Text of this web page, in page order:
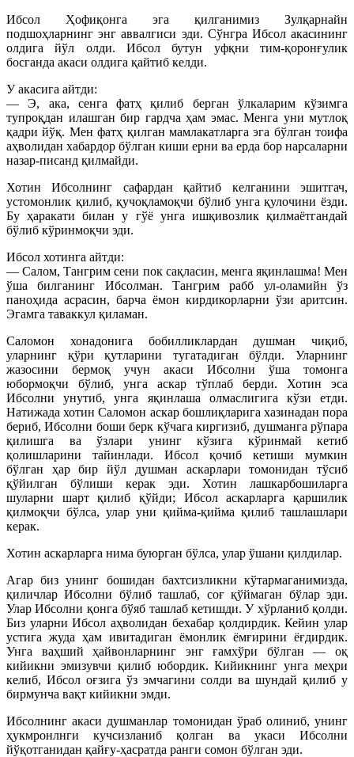
Ибсол Ҳофиқонга эга қилганимиз Зулқарнайн
подшоҳларнинг энг аввалгиси эди. Сўнгра Ибсол акасининг
олдига йўл олди. Ибсол бутун уфқни тим-қоронғулик
босганда акаси олдига қайтиб келди.
У акасига айтди:
— Э, ака, сенга фатҳ қилиб берган ўлкаларим кўзимга
тупроқдан илашган бир гардча ҳам эмас. Менга уни мутлоқ
қадри йўқ. Мен фатҳ қилган мамлакатларга эга бўлган тоифа
аҳволидан хабардор бўлган киши ерни ва ерда бор нарсаларни
назар-писанд қилмайди.
Хотин Ибсолнинг сафардан қайтиб келганини эшитгач,
устомонлик қилиб, қучоқламоқчи бўлиб унга қулочини ёзди.
Бу ҳаракати билан у гўё унга ишқивозлик қилмаётгандай
бўлиб кўринмоқчи эди.
Ибсол хотинга айтди:
— Салом, Тангрим сени пок сақласин, менга яқинлашма! Мен
ўша билганинг Ибсолман. Тангрим рабб ул-оламийн ўз
паноҳида асрасин, барча ёмон кирдикорларни ўзи аритсин.
Эгамга таваккул қиламан.
Саломон хонадонига бобилликлардан душман чиқиб,
уларнинг қўри қутларини тугатадиган бўлди. Уларнинг
жазосини бермоқ учун акаси Ибсолни ўша томонга
юбормоқчи бўлиб, унга аскар тўплаб берди. Хотин эса
Ибсолни унутиб, унга яқинлаша олмаслигига кўзи етди.
Натижада хотин Саломон аскар бошлиқларига хазинадан пора
бериб, Ибсолни боши берк кўчага киргизиб, душманга рўпара
қилишга ва ўзлари унинг кўзига кўринмай кетиб
қолишларини тайинлади. Ибсол қочиб кетиши мумкин
бўлган ҳар бир йўл душман аскарлари томонидан тўсиб
қўйилган бўлиши керак эди. Хотин лашкарбошиларга
шуларни шарт қилиб қўйди; Ибсол аскарларга қаршилик
қилмоқчи бўлса, улар уни қийма-қийма қилиб ташлашлари
керак.
Хотин аскарларга нима буюрган бўлса, улар ўшани қилдилар.
Агар биз унинг бошидан бахтсизликни кўтармаганимизда,
қиличлар Ибсолни бўлиб ташлаб, соғ қўймаган бўлар эди.
Улар Ибсолни қонга бўяб ташлаб кетишди. У хўрланиб қолди.
Биз уларни Ибсол аҳволидан бехабар қолдирдик. Кейин улар
устига жуда ҳам ивитадиган ёмонлик ёмғирини ёғдирдик.
Унга ваҳший ҳайвонларнинг энг ғамхўри бўлган — оқ
кийикни эмизувчи қилиб юбордик. Кийикнинг унга меҳри
келиб, Ибсол оғзига ўз эмчагини солди ва шундай қилиб у
бирмунча вақт кийикни эмди.
Ибсолнинг акаси душманлар томонидан ўраб олиниб, унинг
ҳукмронлнги кучсизланиб қолган ва укаси Ибсолни
йўқотганидан қайғу-ҳасратда ранги сомон бўлган эди.